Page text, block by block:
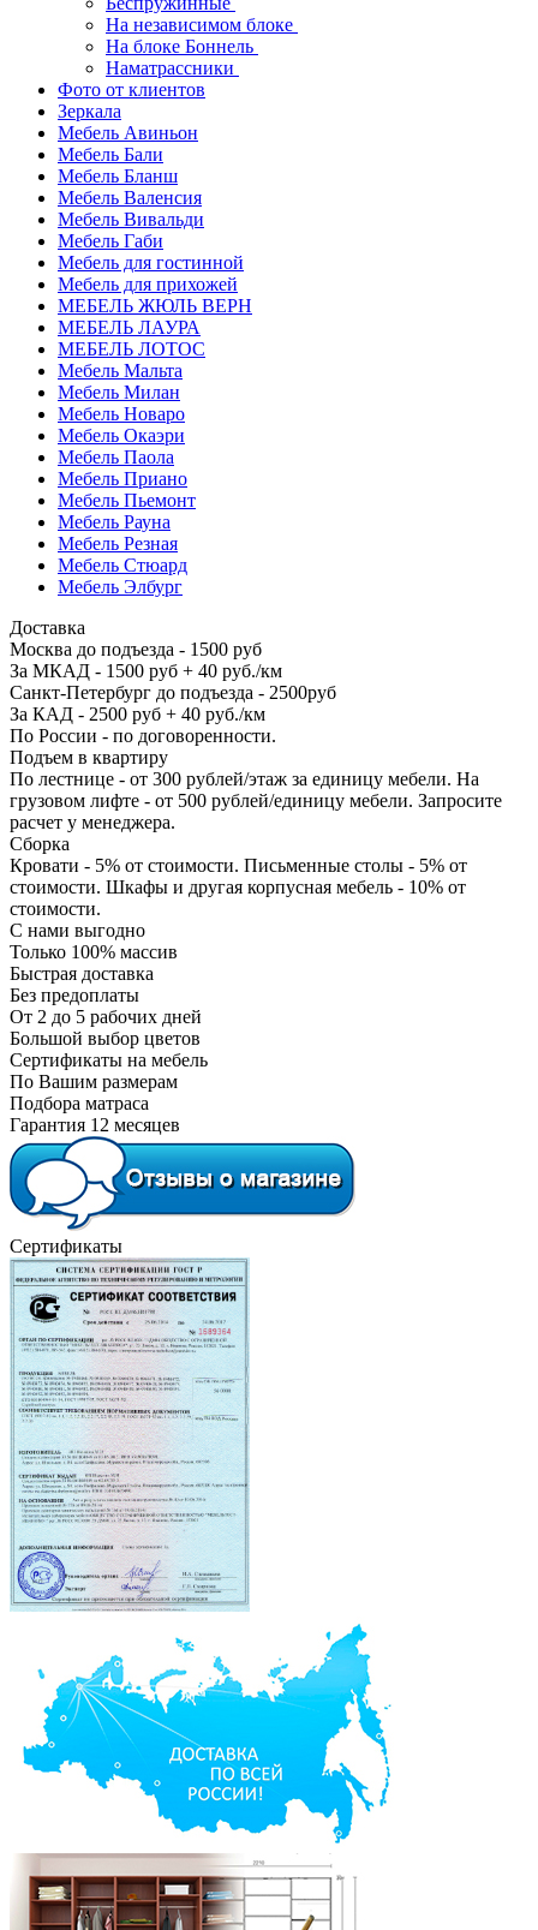
На независимом блоке
На блоке Боннель
Наматрассники
Фото от клиентов
Зеркала
Мебель Авиньон
Мебель Бали
Мебель Бланш
Мебель Валенсия
Мебель Вивальди
Мебель Габи
Мебель для гостинной
Мебель для прихожей
МЕБЕЛЬ ЖЮЛЬ ВЕРН
МЕБЕЛЬ ЛАУРА
МЕБЕЛЬ ЛОТОС
Мебель Мальта
Мебель Милан
Мебель Новаро
Мебель Окаэри
Мебель Паола
Мебель Приано
Мебель Пьемонт
Мебель Рауна
Мебель Резная
Мебель Стюард
Мебель Элбург
Доставка
Москва до подъезда - 1500 руб
За МКАД - 1500 руб + 40 руб./км
Санкт-Петербург до подъезда - 2500руб
За КАД - 2500 руб + 40 руб./км
По России - по договоренности.
Подъем в квартиру
По лестнице - от 300 рублей/этаж за единицу мебели. На
грузовом лифте - от 500 рублей/единицу мебели. Запросите
расчет у менеджера.
Сборка
Кровати - 5% от стоимости. Письменные столы - 5% от
стоимости. Шкафы и другая корпусная мебель - 10% от
стоимости.
С нами выгодно
Только 100% массив
Быстрая доставка
Без предоплаты
От 2 до 5 рабочих дней
Большой выбор цветов
Сертификаты на мебель
По Вашим размерам
Подбора матраса
Гарантия 12 месяцев
Сертификаты